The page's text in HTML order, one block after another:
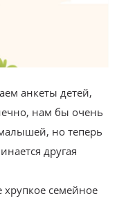
анкеты детей,
нам бы очень
но теперь
другая
семейное